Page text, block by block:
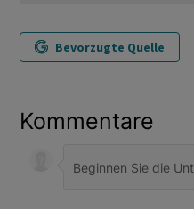
Bevorzugte Quelle
Kommentare